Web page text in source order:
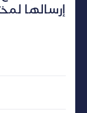
إرسالها